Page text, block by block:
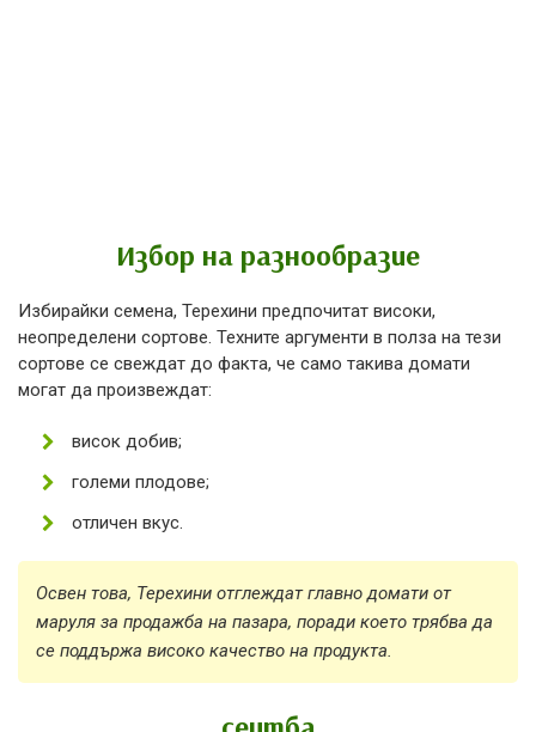
Избор на разнообразие
Избирайки семена, Терехини предпочитат високи,
неопределени сортове. Техните аргументи в полза на тези
сортове се свеждат до факта, че само такива домати
могат да произвеждат:
висок добив;
големи плодове;
отличен вкус.
Освен това, Терехини отглеждат главно домати от
маруля за продажба на пазара, поради което трябва да
се поддържа високо качество на продукта.